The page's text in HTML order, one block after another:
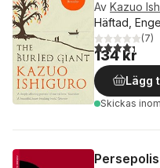
Av Kazuo
Häftad,
4,3utav 5(7)
134 kr
Lägg
Skickas
Persepolis